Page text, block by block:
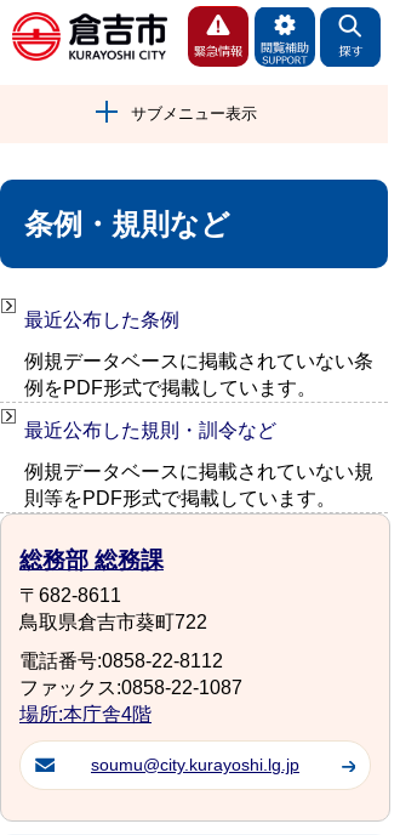
サブメニュー表示
条例・規則など
最近公布した条例
例規データベースに掲載されていない条
例をPDF形式で掲載しています。
最近公布した規則・訓令など
例規データベースに掲載されていない規
則等をPDF形式で掲載しています。
総務部 総務課
〒682-8611
鳥取県倉吉市葵町722
電話番号:0858-22-8112
ファックス:0858-22-1087
場所:本庁舎4階
soumu@city.kurayoshi.lg.jp